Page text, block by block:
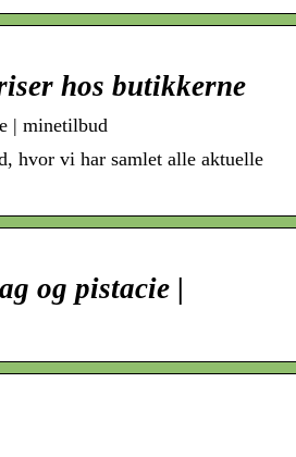
hos butikkerne
| minetilbud
hvor vi har samlet alle aktuelle
og pistacie |